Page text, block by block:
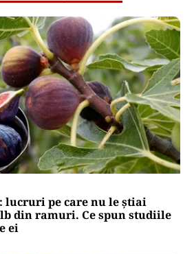
lucruri pe care nu le știai
din ramuri. Ce spun studiile
ei